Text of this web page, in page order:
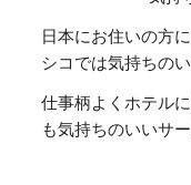
日本にお住いの方
シコでは気持ちの
仕事柄よくホテル
も気持ちのいいサ